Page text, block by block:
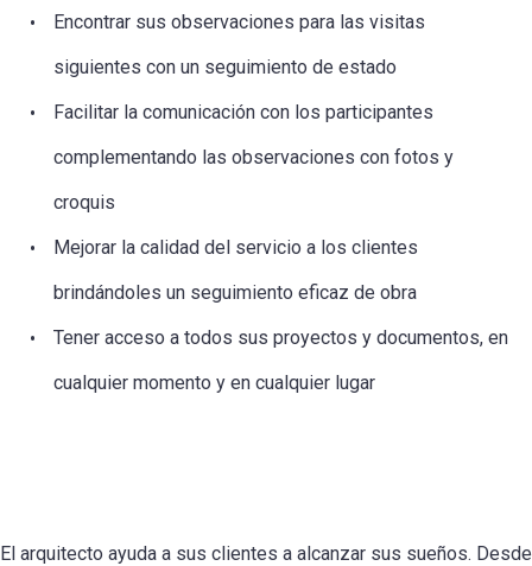
Encontrar sus observaciones para las visitas
siguientes con un seguimiento de estado
Facilitar la comunicación con los participantes
complementando las observaciones con fotos y
croquis
Mejorar la calidad del servicio a los clientes
brindándoles un seguimiento eficaz de obra
Tener acceso a todos sus proyectos y documentos, en
cualquier momento y en cualquier lugar
El arquitecto ayuda a sus clientes a alcanzar sus sueños. Desde